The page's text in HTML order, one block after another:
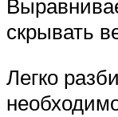
скрывать
Легко